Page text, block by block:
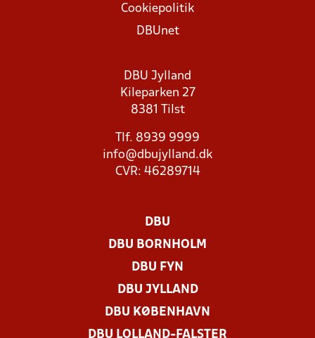
Cookiepolitik
DBUnet
DBU Jylland
Kileparken 27
8381 Tilst
Tlf. 8939 9999
info@dbujylland.dk
CVR: 46289714
DBU
DBU BORNHOLM
DBU FYN
DBU JYLLAND
DBU KØBENHAVN
DBU LOLLAND-FALSTER